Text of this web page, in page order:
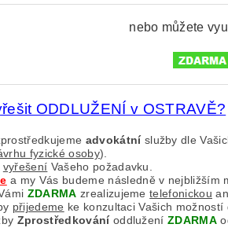
nebo můžete
ODDLUŽENÍ v OSTRAVĚ?
advokátníslužby dle
fyzické osoby).
vyřešení Vašeho požadavku.
a my Vás budeme následně v nejbližším
ZDARMA zrealizujemetelefonickou
přijedeme ke konzultaci Vašich
ZprostředkováníoddluženíZDARMA